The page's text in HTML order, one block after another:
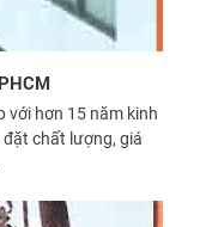
với hơn 15 năm kinh
chất lượng, giá